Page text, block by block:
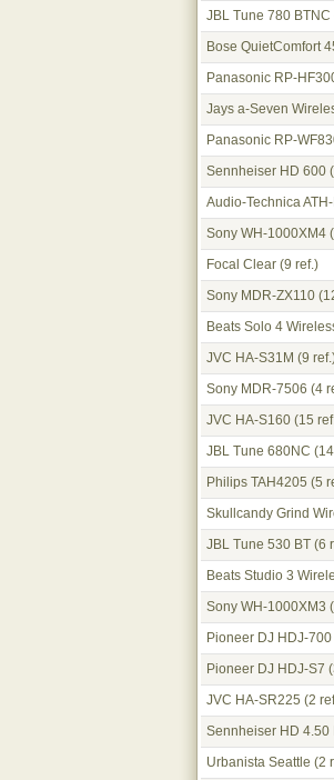
JBL Tune 780 BTNC
Bose QuietComfort
Panasonic RP-
Jays a-Seven
Panasonic RP-
Sennheiser HD 600
Audio-Technica
Sony WH-1000XM4
Focal Clear (9 ref.)
Sony MDR-ZX110
Beats Solo 4
JVC HA-S31M (9
Sony MDR-7506 (4
JVC HA-S160 (15
JBL Tune 680NC
Philips TAH4205 (5
Skullcandy Grind
JBL Tune 530 BT (6
Beats Studio 3
Sony WH-1000XM3
Pioneer DJ HDJ-700
Pioneer DJ HDJ-S7
JVC HA-SR225 (2
Sennheiser HD 4.50
Urbanista Seattle (2